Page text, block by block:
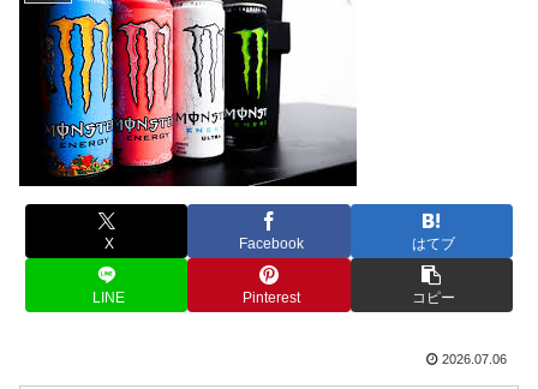
X Facebook はてブ
LINE Pinterest コピー
2026.07.06